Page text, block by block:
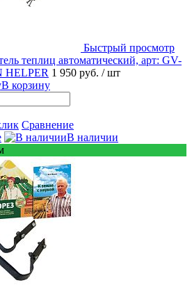
Быстрый просмотр
теплиц автоматический, арт: GV-
HELPER 1 950 руб. / шт
В корзину
Сравнение
В наличии